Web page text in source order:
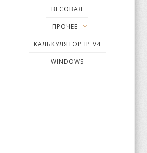
ВЕСОВАЯ
ПРОЧЕЕ
КАЛЬКУЛЯТОР IP V4
WINDOWS